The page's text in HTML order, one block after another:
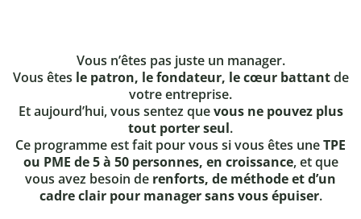
Vous n’êtes pas juste un manager.
Vous êtes le patron, le fondateur, le cœur battantde
votre entreprise.
Et aujourd’hui, vous sentez quevous ne pouvez plus
tout porter seul.
Ce programme est fait pour vous si vous êtes uneTPE
ou PME de 5 à 50 personnes, en croissance, et que
vous avez besoin de renforts, de méthode et d’un
cadre clair pour manager sans vous épuiser.